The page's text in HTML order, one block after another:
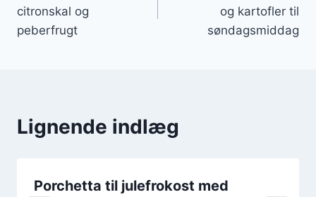
citronskal og
peberfrugt
og kartofler til
søndagsmiddag
Lignende indlæg
Porchetta til julefrokost med